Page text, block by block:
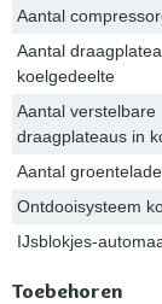
Aantal
Aantal
koelgedeelte
Aantal verstelbare
draagplateaus in
Aantal
Ontdooisysteem
IJsblokjes-
Toebehoren